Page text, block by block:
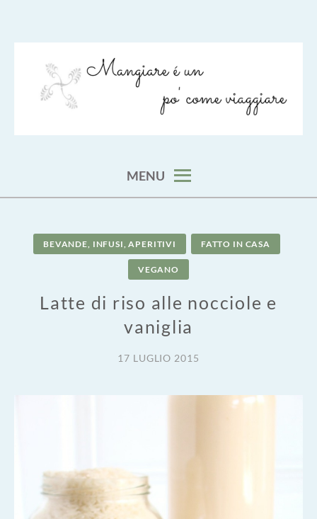
MENU
BEVANDE, INFUSI, APERITIVI FATTO IN CASA
VEGANO
Latte di riso alle nocciole e
vaniglia
17 LUGLIO 2015